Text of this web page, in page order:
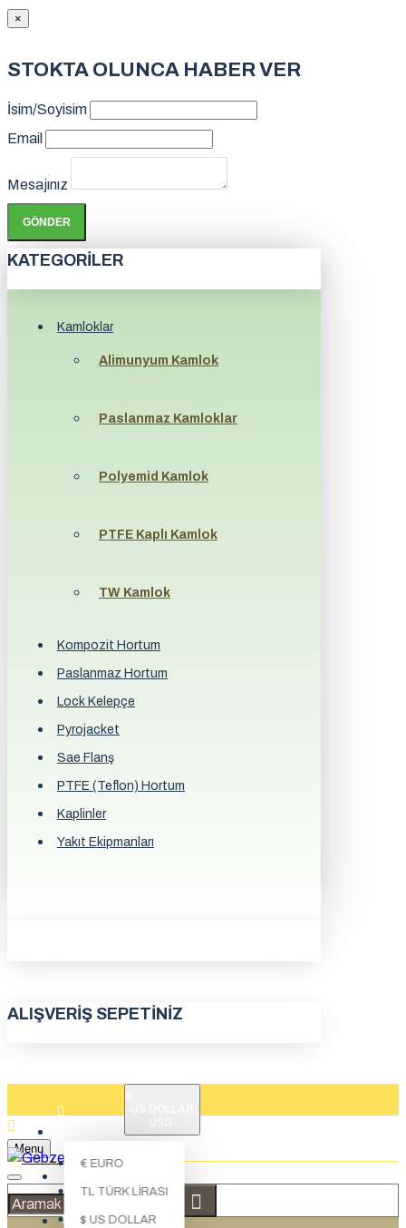
×
STOKTA OLUNCA HABER VER
İsim/Soyisim
Email
Mesajınız
GÖNDER
KATEGORILER
Kamloklar
Alimunyum Kamlok
Paslanmaz Kamloklar
Polyemid Kamlok
PTFE Kaplı Kamlok
TW Kamlok
Kompozit Hortum
Paslanmaz Hortum
Lock Kelepçe
Pyrojacket
Sae Flanş
PTFE (Teflon) Hortum
Kaplinler
Yakıt Ekipmanları
ALIŞVERIŞ SEPETINIZ
İLETIŞIM
€ EURO
TL TÜRK LIRASI
$ US DOLLAR
Menu